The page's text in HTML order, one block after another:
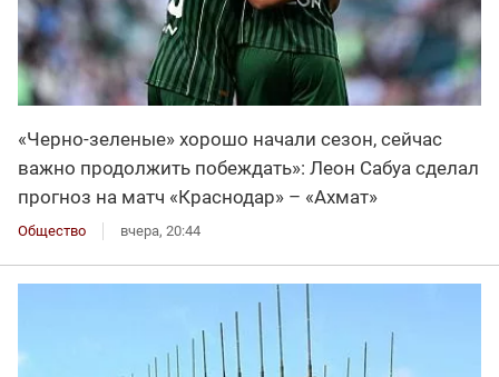
«Черно-зеленые» хорошо начали сезон, сейчас
важно продолжить побеждать»: Леон Сабуа сделал
прогноз на матч «Краснодар» – «Ахмат»
Общество вчера, 20:44